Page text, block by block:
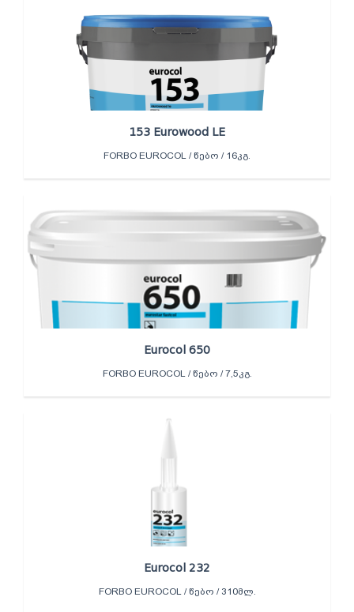
153 Eurowood LE
FORBO EUROCOL / ᲬᲔᲑᲝ / 16ᲙᲒ.
Eurocol 650
FORBO EUROCOL / ᲬᲔᲑᲝ / 7,5ᲙᲒ.
Eurocol 232
FORBO EUROCOL / ᲬᲔᲑᲝ / 310ᲛᲚ.